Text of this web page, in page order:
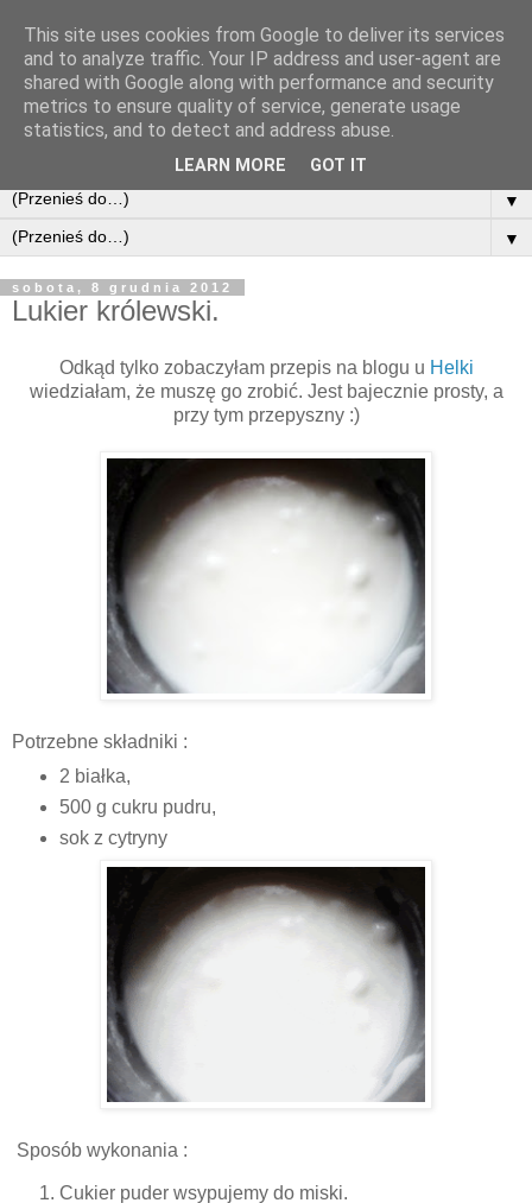
▼
▼
sobota, 8 grudnia 2012
Lukier królewski.
Odkąd tylko zobaczyłam przepis na blogu u Helki
wiedziałam, że muszę go zrobić. Jest bajecznie prosty, a
przy tym przepyszny :)
Potrzebne składniki :
2 białka,
500 g cukru pudru,
sok z cytryny
Sposób wykonania :
Cukier puder wsypujemy do miski.
This site uses cookies from Google to deliver its services
and to analyze traffic. Your IP address and user-agent are
shared with Google along with performance and security
metrics to ensure quality of service, generate usage
statistics, and to detect and address abuse.
LEARN MORE GOT IT